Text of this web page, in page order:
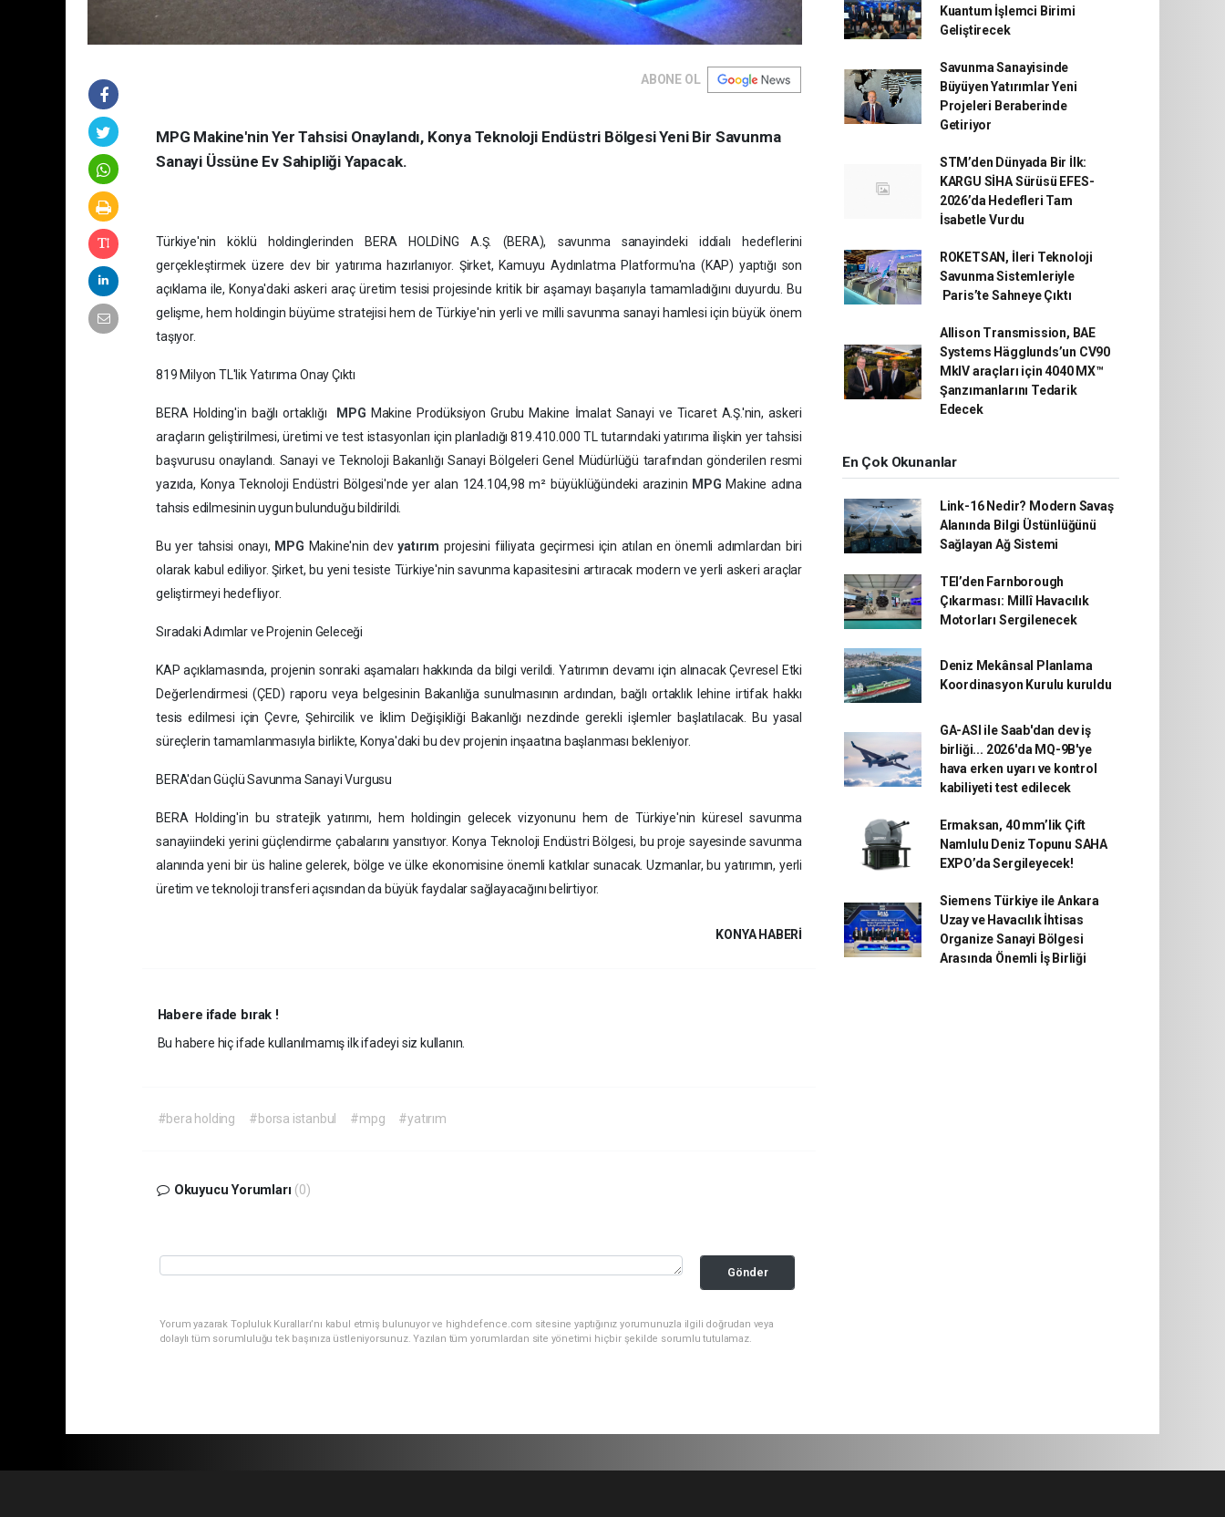
ABONE OL
MPG Makine'nin Yer Tahsisi Onaylandı, Konya Teknoloji Endüstri Bölgesi Yeni Bir Savunma
Sanayi Üssüne Ev Sahipliği Yapacak.
Türkiye'nin köklü holdinglerinden BERA HOLDİNG A.Ş. (BERA), savunma sanayindeki iddialı hedeflerini
gerçekleştirmek üzere dev bir yatırıma hazırlanıyor. Şirket, Kamuyu Aydınlatma Platformu'na (KAP) yaptığı son
açıklama ile, Konya'daki askeri araç üretim tesisi projesinde kritik bir aşamayı başarıyla tamamladığını duyurdu. Bu
gelişme, hem holdingin büyüme stratejisi hem de Türkiye'nin yerli ve milli savunma sanayi hamlesi için büyük önem
taşıyor.
819 Milyon TL'lik Yatırıma Onay Çıktı
BERA Holding'in bağlı ortaklığı MPG Makine Prodüksiyon Grubu Makine İmalat Sanayi ve Ticaret A.Ş.'nin, askeri
araçların geliştirilmesi, üretimi ve test istasyonları için planladığı 819.410.000 TL tutarındaki yatırıma ilişkin yer tahsisi
başvurusu onaylandı. Sanayi ve Teknoloji Bakanlığı Sanayi Bölgeleri Genel Müdürlüğü tarafından gönderilen resmi
yazıda, Konya Teknoloji Endüstri Bölgesi'nde yer alan 124.104,98 m² büyüklüğündeki arazinin MPG Makine adına
tahsis edilmesinin uygun bulunduğu bildirildi.
Bu yer tahsisi onayı, MPG Makine'nin devyatırım projesini fiiliyata geçirmesi için atılan en önemli adımlardan biri
olarak kabul ediliyor. Şirket, bu yeni tesiste Türkiye'nin savunma kapasitesini artıracak modern ve yerli askeri araçlar
geliştirmeyi hedefliyor.
Sıradaki Adımlar ve Projenin Geleceği
KAP açıklamasında, projenin sonraki aşamaları hakkında da bilgi verildi. Yatırımın devamı için alınacak Çevresel Etki
Değerlendirmesi (ÇED) raporu veya belgesinin Bakanlığa sunulmasının ardından, bağlı ortaklık lehine irtifak hakkı
tesis edilmesi için Çevre, Şehircilik ve İklim Değişikliği Bakanlığı nezdinde gerekli işlemler başlatılacak. Bu yasal
süreçlerin tamamlanmasıyla birlikte, Konya'daki bu dev projenin inşaatına başlanması bekleniyor.
BERA'dan Güçlü Savunma Sanayi Vurgusu
BERA Holding'in bu stratejik yatırımı, hem holdingin gelecek vizyonunu hem de Türkiye'nin küresel savunma
sanayiindeki yerini güçlendirme çabalarını yansıtıyor. Konya Teknoloji Endüstri Bölgesi, bu proje sayesinde savunma
alanında yeni bir üs haline gelerek, bölge ve ülke ekonomisine önemli katkılar sunacak. Uzmanlar, bu yatırımın, yerli
üretim ve teknoloji transferi açısından da büyük faydalar sağlayacağını belirtiyor.
KONYA HABERİ
Habere ifade bırak !
Bu habere hiç ifade kullanılmamış ilk ifadeyi siz kullanın.
#bera holding #borsa istanbul #mpg #yatırım
Okuyucu Yorumları (0)
Gönder
Yorum yazarak Topluluk Kuralları’nı kabul etmiş bulunuyor ve highdefence.com sitesine yaptığınız yorumunuzla ilgili doğrudan veya
dolaylı tüm sorumluluğu tek başınıza üstleniyorsunuz. Yazılan tüm yorumlardan site yönetimi hiçbir şekilde sorumlu tutulamaz.
Kuantum İşlemci Birimi
Geliştirecek
Savunma Sanayisinde
Büyüyen Yatırımlar Yeni
Projeleri Beraberinde
Getiriyor
STM’den Dünyada Bir İlk:
KARGU SİHA Sürüsü EFES-
2026’da Hedefleri Tam
İsabetle Vurdu
ROKETSAN, İleri Teknoloji
Savunma Sistemleriyle
Paris’te Sahneye Çıktı
Allison Transmission, BAE
Systems Hägglunds’un CV90
MkIV araçları için 4040 MX™
Şanzımanlarını Tedarik
Edecek
En Çok Okunanlar
Link-16 Nedir? Modern Savaş
Alanında Bilgi Üstünlüğünü
Sağlayan Ağ Sistemi
TEI’den Farnborough
Çıkarması: Millî Havacılık
Motorları Sergilenecek
Deniz Mekânsal Planlama
Koordinasyon Kurulu kuruldu
GA-ASI ile Saab'dan dev iş
birliği... 2026'da MQ-9B'ye
hava erken uyarı ve kontrol
kabiliyeti test edilecek
Ermaksan, 40 mm’lik Çift
Namlulu Deniz Topunu SAHA
EXPO’da Sergileyecek!
Siemens Türkiye ile Ankara
Uzay ve Havacılık İhtisas
Organize Sanayi Bölgesi
Arasında Önemli İş Birliği